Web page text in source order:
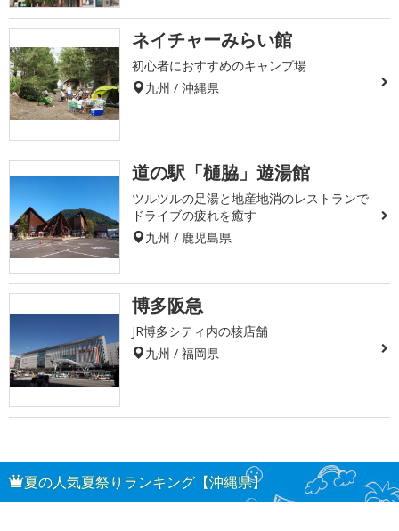
ネイチャーみらい館
初心者におすすめのキャンプ場
九州 / 沖縄県
道の駅「樋脇」遊湯館
ツルツルの足湯と地産地消のレストランで
ドライブの疲れを癒す
九州 / 鹿児島県
博多阪急
JR博多シティ内の核店舗
九州 / 福岡県
夏の人気夏祭りランキング【沖縄県】